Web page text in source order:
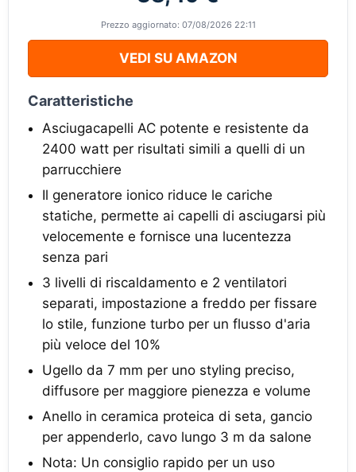
Prezzo aggiornato: 07/08/2026 22:11
VEDI SU AMAZON
Caratteristiche
Asciugacapelli AC potente e resistente da
2400 watt per risultati simili a quelli di un
parrucchiere
Il generatore ionico riduce le cariche
statiche, permette ai capelli di asciugarsi più
velocemente e fornisce una lucentezza
senza pari
3 livelli di riscaldamento e 2 ventilatori
separati, impostazione a freddo per fissare
lo stile, funzione turbo per un flusso d'aria
più veloce del 10%
Ugello da 7 mm per uno styling preciso,
diffusore per maggiore pienezza e volume
Anello in ceramica proteica di seta, gancio
per appenderlo, cavo lungo 3 m da salone
Nota: Un consiglio rapido per un uso